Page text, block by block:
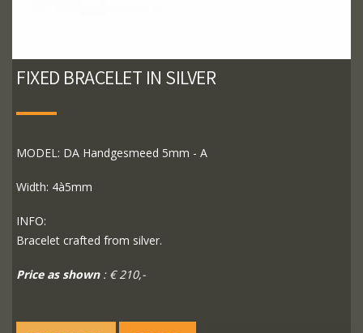
FIXED BRACELET IN SILVER
MODEL: DA Handgesmeed 5mm - A
Width: 4à5mm
INFO:
Bracelet crafted from silver.
Price as shown: € 210,-